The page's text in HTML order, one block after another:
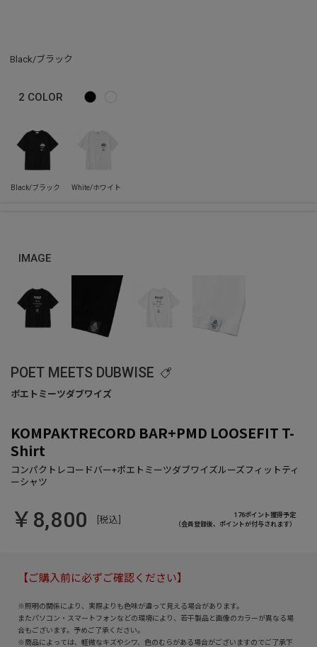
Black/ブラック
2 COLOR
IMAGE
POET MEETS DUBWISE
KOMPAKTRECORD BAR+PMD LOOSEFIT T-
Shirt
￥8,800 [税込]
176ポイント獲得予定
（会員登録後、ポイントが付与されます）
【ご購入前に必ずご確認ください】
※照明の関係により、実際よりも色味が違って見える場合があります。
またパソコン・スマートフォンなどの環境により、若干製品と画像のカラーが異なる場
合もございます。予めご了承ください。
※商品によっては、軽微なキズやシワ、色のむらがある場合がございますのでご了承下